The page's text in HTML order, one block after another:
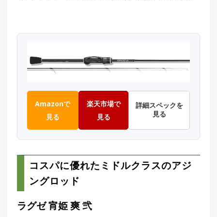
Amazonで
見る
楽天市場で
見る
詳細スペックを
見る
コスパに優れたミドルクラスのアジ
ングロッド
ラグゼ 宵姫 爽 弐